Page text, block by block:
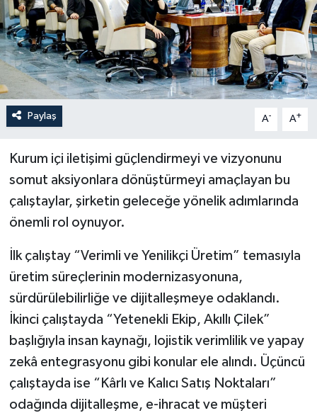
Paylaş A- A+
Kurum içi iletişimi güçlendirmeyi ve vizyonunu
somut aksiyonlara dönüştürmeyi amaçlayan bu
çalıştaylar, şirketin geleceğe yönelik adımlarında
önemli rol oynuyor.
İlk çalıştay “Verimli ve Yenilikçi Üretim” temasıyla
üretim süreçlerinin modernizasyonuna,
sürdürülebilirliğe ve dijitalleşmeye odaklandı.
İkinci çalıştayda “Yetenekli Ekip, Akıllı Çilek”
başlığıyla insan kaynağı, lojistik verimlilik ve yapay
zekâ entegrasyonu gibi konular ele alındı. Üçüncü
çalıştayda ise “Kârlı ve Kalıcı Satış Noktaları”
odağında dijitalleşme, e-ihracat ve müşteri